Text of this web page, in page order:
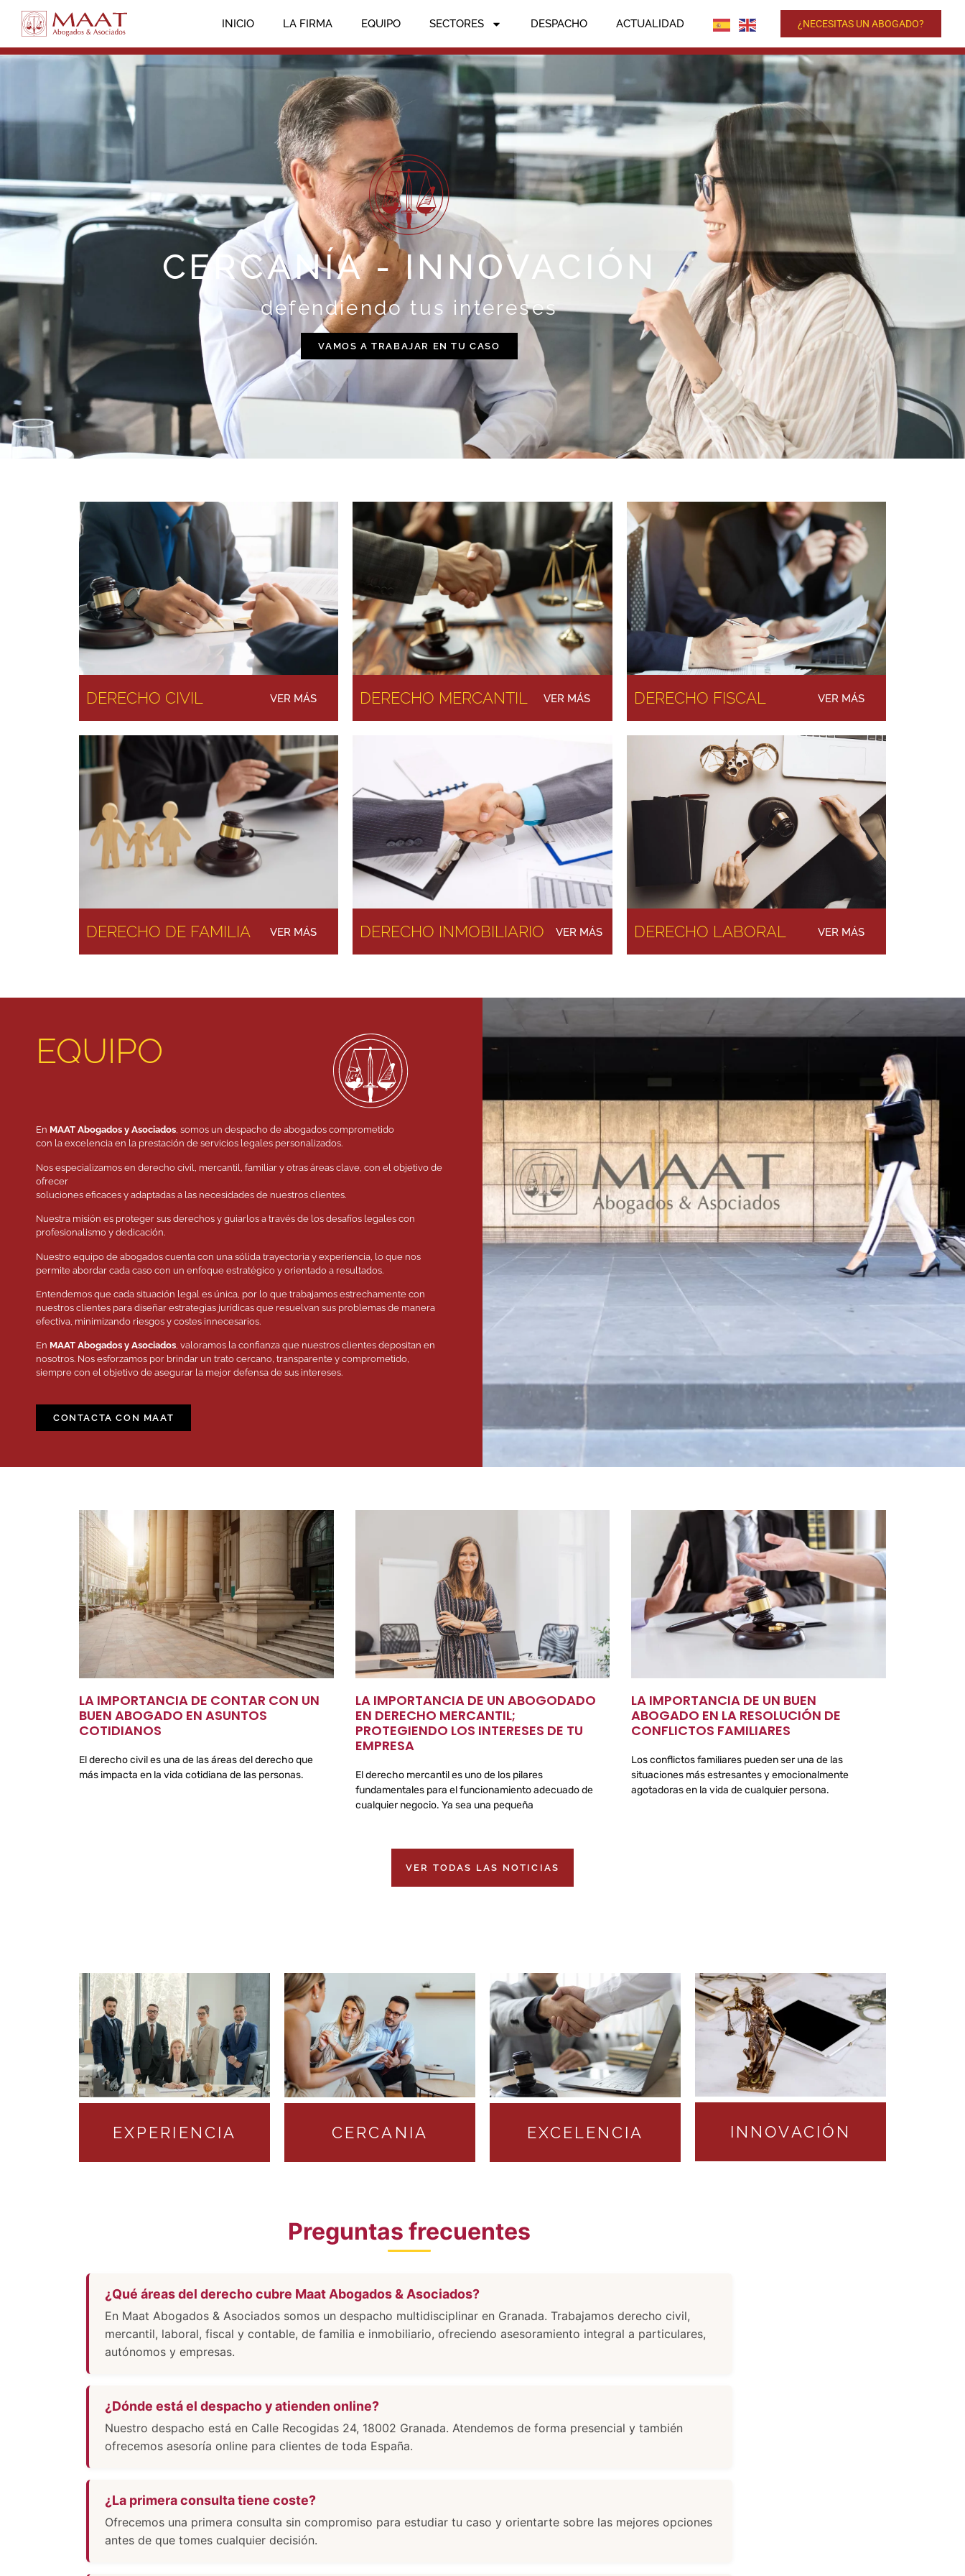
INICIO LA FIRMA EQUIPO SECTORES DESPACHO ACTUALIDAD ¿NECESITAS UN ABOGADO?
CERCANÍA - INNOVACIÓN
defendiendo tus intereses
VAMOS A TRABAJAR EN TU CASO
DERECHO CIVIL VER MÁS DERECHO MERCANTIL VER MÁS DERECHO FISCAL VER MÁS
DERECHO DE FAMILIA VER MÁS DERECHO INMOBILIARIO VER MÁS DERECHO LABORAL VER MÁS
EQUIPO
En MAAT Abogados y Asociados, somos un despacho de abogados comprometido
con la excelencia en la prestación de servicios legales personalizados.
Nos especializamos en derecho civil, mercantil, familiar y otras áreas clave, con el objetivo de
ofrecer
soluciones eficaces y adaptadas a las necesidades de nuestros clientes.
Nuestra misión es proteger sus derechos y guiarlos a través de los desafíos legales con
profesionalismo y dedicación.
Nuestro equipo de abogados cuenta con una sólida trayectoria y experiencia, lo que nos
permite abordar cada caso con un enfoque estratégico y orientado a resultados.
Entendemos que cada situación legal es única, por lo que trabajamos estrechamente con
nuestros clientes para diseñar estrategias jurídicas que resuelvan sus problemas de manera
efectiva, minimizando riesgos y costes innecesarios.
En MAAT Abogados y Asociados, valoramos la confianza que nuestros clientes depositan en
nosotros. Nos esforzamos por brindar un trato cercano, transparente y comprometido,
siempre con el objetivo de asegurar la mejor defensa de sus intereses.
CONTACTA CON MAAT
LA IMPORTANCIA DE CONTAR CON UN
BUEN ABOGADO EN ASUNTOS
COTIDIANOS
El derecho civil es una de las áreas del derecho que
más impacta en la vida cotidiana de las personas.
LA IMPORTANCIA DE UN ABOGODADO
EN DERECHO MERCANTIL;
PROTEGIENDO LOS INTERESES DE TU
EMPRESA
El derecho mercantil es uno de los pilares
fundamentales para el funcionamiento adecuado de
cualquier negocio. Ya sea una pequeña
LA IMPORTANCIA DE UN BUEN
ABOGADO EN LA RESOLUCIÓN DE
CONFLICTOS FAMILIARES
Los conflictos familiares pueden ser una de las
situaciones más estresantes y emocionalmente
agotadoras en la vida de cualquier persona.
VER TODAS LAS NOTICIAS
EXPERIENCIA CERCANIA EXCELENCIA INNOVACIÓN
Preguntas frecuentes
¿Qué áreas del derecho cubre Maat Abogados & Asociados?
En Maat Abogados & Asociados somos un despacho multidisciplinar en Granada. Trabajamos derecho civil,
mercantil, laboral, fiscal y contable, de familia e inmobiliario, ofreciendo asesoramiento integral a particulares,
autónomos y empresas.
¿Dónde está el despacho y atienden online?
Nuestro despacho está en Calle Recogidas 24, 18002 Granada. Atendemos de forma presencial y también
ofrecemos asesoría online para clientes de toda España.
¿La primera consulta tiene coste?
Ofrecemos una primera consulta sin compromiso para estudiar tu caso y orientarte sobre las mejores opciones
antes de que tomes cualquier decisión.